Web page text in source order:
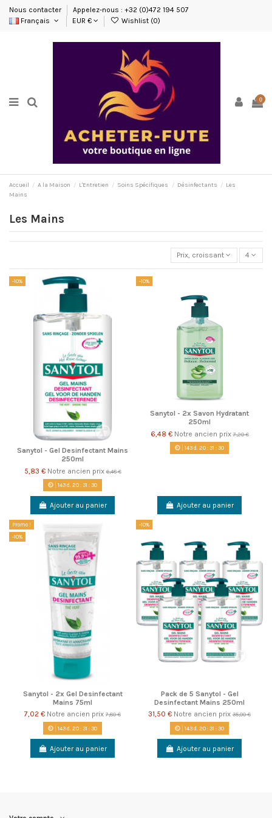
Nous contacter
Appelez-nous : +32 (0)472 194 507
Français
EUR € Wishlist (0)
0
Accueil A la Maison L'Entretien Soins Spécifiques Désinfectants
Les
Mains
Les Mains
Prix, croissant 4
-10%
Sanytol - Gel Desinfectant Mains
250ml
5,83 € Notre ancien prix6,48 €
143d. 20:31 :29
Ajouter au panier
-10%
Sanytol - 2x Savon Hydratant
250ml
6,48 € Notre ancien prix7,20 €
143d. 20:31 :29
Ajouter au panier
Promo !
-10%
Sanytol - 2x Gel Desinfectant
Mains 75ml
7,02 € Notre ancien prix 7,80 €
143d. 20:31 :29
Ajouter au panier
-10%
Pack de 5 Sanytol - Gel
Desinfectant Mains 250ml
31,50 € Notre ancien prix 35,00 €
143d. 20:31 :29
Ajouter au panier